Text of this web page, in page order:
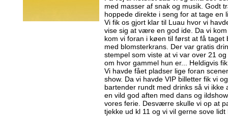
med masser af snak og musik. Godt
hoppede direkte i seng for at tage
Vi fik os gjort klar til Luau hvor vi
vise sig at være en god ide. Da vi
kom vi foran i køen til først at få
med blomsterkrans. Der var gratis
stempel som viste at vi var over 21
om hvor gammel hun er... Heldigvis
Vi havde fået pladser lige foran
show. Da vi havde VIP billetter fik vi
bartender rundt med drinks så vi
en vild god aften med dans og
vores ferie. Desværre skulle vi op at
tjekke ud kl 11 og vi vil gerne sove